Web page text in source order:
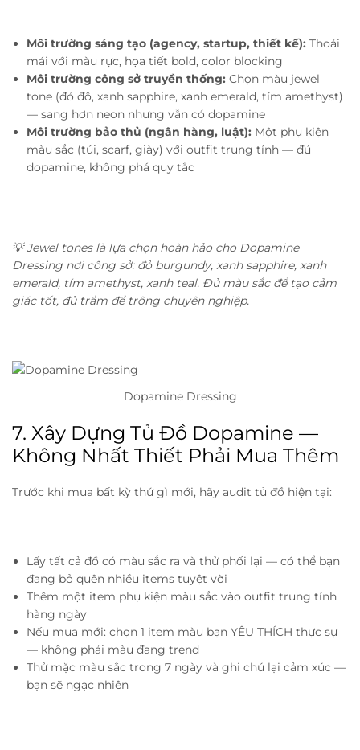
Môi trường sáng tạo (agency, startup, thiết kế):Thoải
mái với màu rực, họa tiết bold, color blocking
Môi trường công sở truyền thống:Chọn màu jewel
tone (đỏ đô, xanh sapphire, xanh emerald, tím amethyst)
— sang hơn neon nhưng vẫn có dopamine
Môi trường bảo thủ (ngân hàng, luật): Một phụ kiện
màu sắc (túi, scarf, giày) với outfit trung tính — đủ
dopamine, không phá quy tắc
💡 Jewel tones là lựa chọn hoàn hảo cho Dopamine
Dressing nơi công sở: đỏ burgundy, xanh sapphire, xanh
emerald, tím amethyst, xanh teal. Đủ màu sắc để tạo cảm
giác tốt, đủ trầm để trông chuyên nghiệp.
Dopamine Dressing
7. Xây Dựng Tủ Đồ Dopamine —
Không Nhất Thiết Phải Mua Thêm
Trước khi mua bất kỳ thứ gì mới, hãy audit tủ đồ hiện tại:
Lấy tất cả đồ có màu sắc ra và thử phối lại — có thể bạn
đang bỏ quên nhiều items tuyệt vời
Thêm một item phụ kiện màu sắc vào outfit trung tính
hàng ngày
Nếu mua mới: chọn 1 item màu bạn YÊU THÍCH thực sự
— không phải màu đang trend
Thử mặc màu sắc trong 7 ngày và ghi chú lại cảm xúc —
bạn sẽ ngạc nhiên